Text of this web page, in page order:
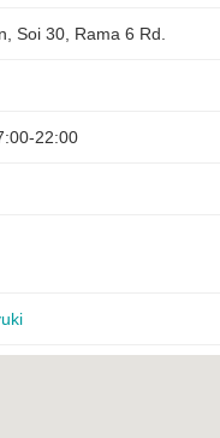
Soi 30, Rama 6 Rd.
22:00